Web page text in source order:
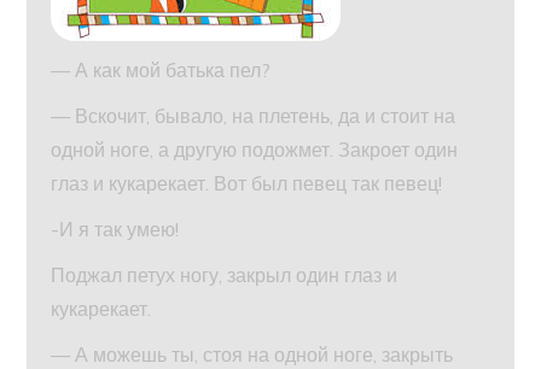
— А как мой батька пел?
— Вскочит, бывало, на плетень, да и стоит на
одной ноге, а другую подожмет. Закроет один
глаз и кукарекает. Вот был певец так певец!
-И я так умею!
Поджал петух ногу, закрыл один глаз и
кукарекает.
— А можешь ты, стоя на одной ноге, закрыть